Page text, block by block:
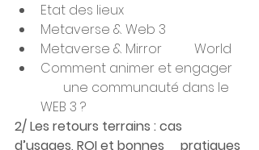
Etat des lieux
Metaverse & Web 3
Metaverse & Mirror          World
Comment animer et engager
       une communauté dans le
WEB 3 ?
2/ Les retours terrains : cas
d’usages, ROI et bonnes     pratiques